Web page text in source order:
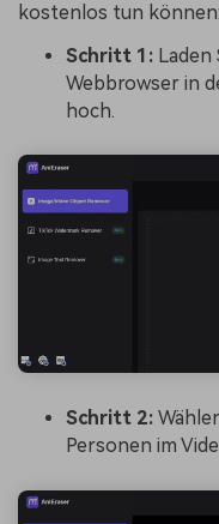
kostenlos tun können:
Schritt 1: Laden
Webbrowser in
hoch.
Schritt 2:
Personen im